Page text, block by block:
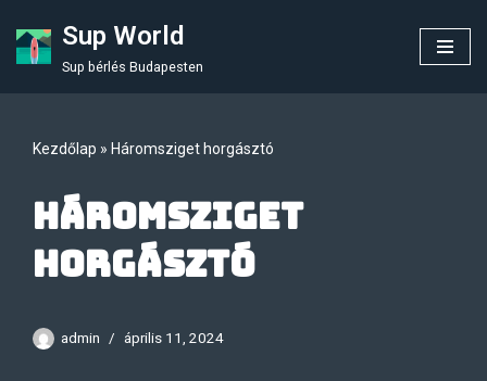
Skip
Sup World
Sup bérlés Budapesten
Kezdőlap » Háromsziget horgásztó
Háromsziget
horgásztó
admin április 11, 2024